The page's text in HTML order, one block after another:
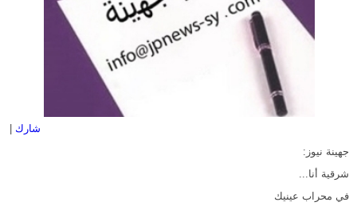
شارك
جهينة نيوز:
شرقية أنا...
في محراب عينيك